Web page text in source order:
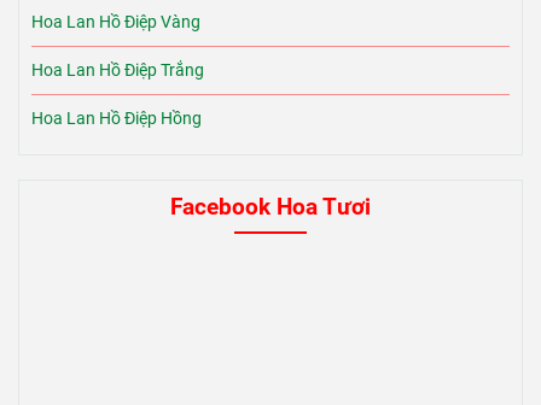
Hoa Lan Hồ Điệp Vàng
Hoa Lan Hồ Điệp Trắng
Hoa Lan Hồ Điệp Hồng
Facebook Hoa Tươi